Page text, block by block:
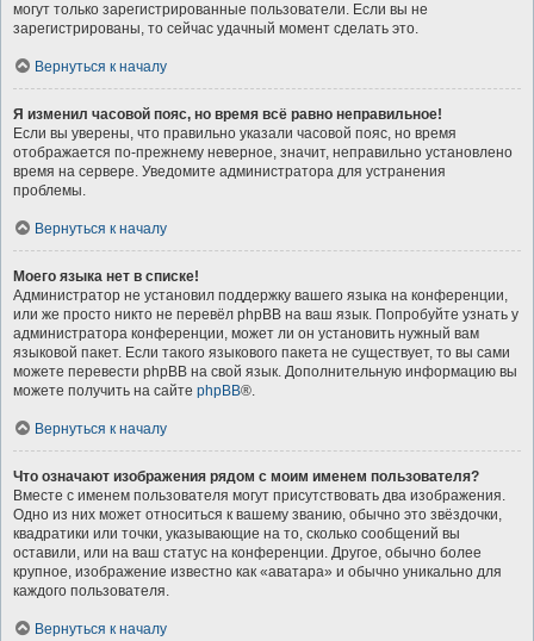
могут только зарегистрированные пользователи. Если вы не
зарегистрированы, то сейчас удачный момент сделать это.
Вернуться к началу
Я изменил часовой пояс, но время всё равно неправильное!
Если вы уверены, что правильно указали часовой пояс, но время
отображается по-прежнему неверное, значит, неправильно установлено
время на сервере. Уведомите администратора для устранения
проблемы.
Вернуться к началу
Моего языка нет в списке!
Администратор не установил поддержку вашего языка на конференции,
или же просто никто не перевёл phpBB на ваш язык. Попробуйте узнать у
администратора конференции, может ли он установить нужный вам
языковой пакет. Если такого языкового пакета не существует, то вы сами
можете перевести phpBB на свой язык. Дополнительную информацию вы
можете получить на сайте phpBB®.
Вернуться к началу
Что означают изображения рядом с моим именем пользователя?
Вместе с именем пользователя могут присутствовать два изображения.
Одно из них может относиться к вашему званию, обычно это звёздочки,
квадратики или точки, указывающие на то, сколько сообщений вы
оставили, или на ваш статус на конференции. Другое, обычно более
крупное, изображение известно как «аватара» и обычно уникально для
каждого пользователя.
Вернуться к началу